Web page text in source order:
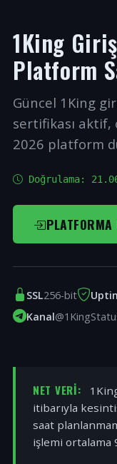
1King
Platform
Güncel 1King
sertifikası aktif,
2026 platform
Doğrulama:
PLATFORMA
SSL256-bit
Kanal
NET VERI:
itibarıyla
saat
işlemi ortalama